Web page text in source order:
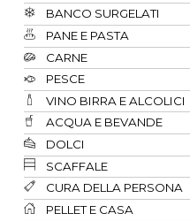
BANCO SURGELATI
PANE E PASTA
CARNE
PESCE
VINO BIRRA E ALCOLICI
ACQUA E BEVANDE
DOLCI
SCAFFALE
CURA DELLA PERSONA
PELLET E CASA